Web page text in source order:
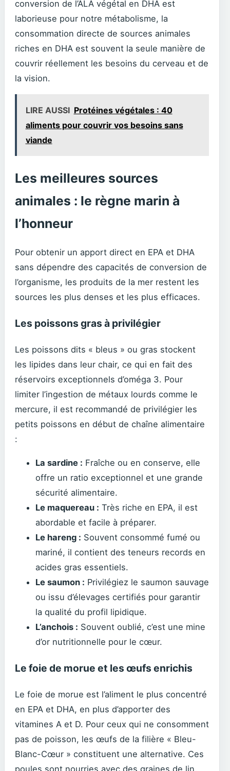
conversion de l’ALA végétal en DHA est
laborieuse pour notre métabolisme, la
consommation directe de sources animales
riches en DHA est souvent la seule manière de
couvrir réellement les besoins du cerveau et de
la vision.
LIRE AUSSI Protéines végétales : 40
aliments pour couvrir vos besoins sans
viande
Les meilleures sources
animales : le règne marin à
l’honneur
Pour obtenir un apport direct en EPA et DHA
sans dépendre des capacités de conversion de
l’organisme, les produits de la mer restent les
sources les plus denses et les plus efficaces.
Les poissons gras à privilégier
Les poissons dits « bleus » ou gras stockent
les lipides dans leur chair, ce qui en fait des
réservoirs exceptionnels d’oméga 3. Pour
limiter l’ingestion de métaux lourds comme le
mercure, il est recommandé de privilégier les
petits poissons en début de chaîne alimentaire
:
La sardine : Fraîche ou en conserve, elle
offre un ratio exceptionnel et une grande
sécurité alimentaire.
Le maquereau : Très riche en EPA, il est
abordable et facile à préparer.
Le hareng : Souvent consommé fumé ou
mariné, il contient des teneurs records en
acides gras essentiels.
Le saumon : Privilégiez le saumon sauvage
ou issu d’élevages certifiés pour garantir
la qualité du profil lipidique.
L’anchois : Souvent oublié, c’est une mine
d’or nutritionnelle pour le cœur.
Le foie de morue et les œufs enrichis
Le foie de morue est l’aliment le plus concentré
en EPA et DHA, en plus d’apporter des
vitamines A et D. Pour ceux qui ne consomment
pas de poisson, les œufs de la filière « Bleu-
Blanc-Cœur » constituent une alternative. Ces
poules sont nourries avec des graines de lin,